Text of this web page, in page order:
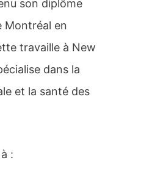
son diplôme
Montréal en
travaille à New
dans la
et la santé des
: